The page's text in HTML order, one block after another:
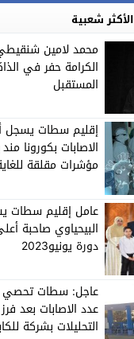
الأكثر شعبية
محمد لامين
الكرامة حفر في
المستقبل
إقليم سطات يسجل
الاصابات بكورونا
مؤشرات مقلقة
عامل إقليم
البيحياوي
دورة يونيو2023
عاجل: سطات تحصي
عدد الاصابات بعد
التحليلات بشركة